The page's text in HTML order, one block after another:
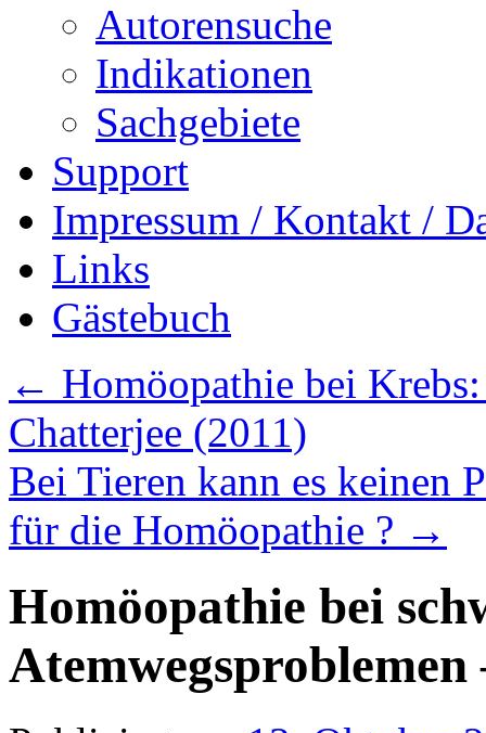
Autorensuche
Indikationen
Sachgebiete
Support
Impressum / Kontakt /
Links
Gästebuch
← Homöopathie bei
Chatterjee (2011)
Bei Tieren kann es keinen
für die Homöopathie ? →
Homöopathie bei
Atemwegsproblemen